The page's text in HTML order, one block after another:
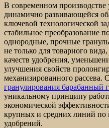
В современном производстве
динамично развивающейся
ключевой технологической
стабильное преобразование
однородные, прочные
не только для товарного
качеств удобрения,
улучшения свойств
механизированного рассева.
гранулирования барабанный
уникальному принципу
экономической
крупных и средних линий по
удобрений.